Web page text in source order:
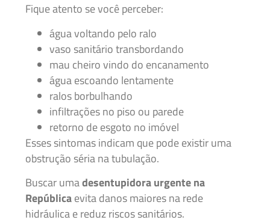
Fique atento se você perceber:
água voltando pelo ralo
vaso sanitário transbordando
mau cheiro vindo do encanamento
água escoando lentamente
ralos borbulhando
infiltrações no piso ou parede
retorno de esgoto no imóvel
Esses sintomas indicam que pode existir uma
obstrução séria na tubulação.
Buscar umadesentupidora urgente na
Repúblicaevita danos maiores na rede
hidráulica e reduz riscos sanitários.